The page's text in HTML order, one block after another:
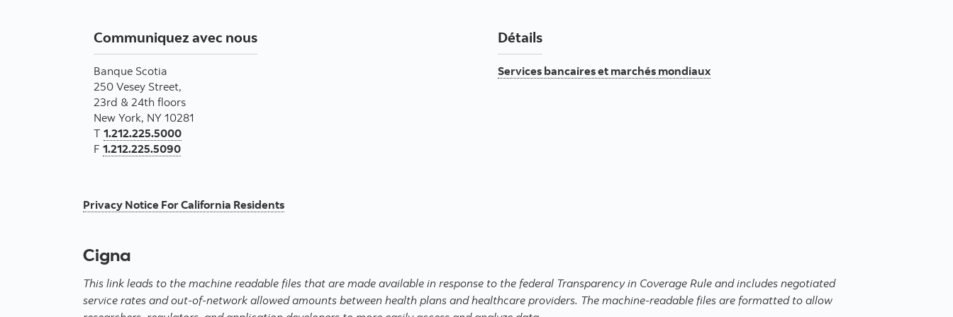
Communiquez avec nous
Banque Scotia
250 Vesey Street,
23rd & 24th floors
New York, NY 10281
T 1.212.225.5000
F 1.212.225.5090
Détails
Services bancaires et marchés mondiaux
Privacy Notice For California Residents
Cigna
This link leads to the machine readable files that are made available in response to the federal Transparency in Coverage Rule and includes negotiated
service rates and out-of-network allowed amounts between health plans and healthcare providers. The machine-readable files are formatted to allow